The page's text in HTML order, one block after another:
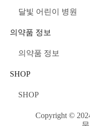
달빛 어린이 병원
의약품 정보
의약품 정보
SHOP
SHOP
Copyright ©